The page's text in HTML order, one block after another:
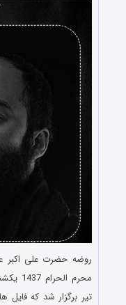
روضه حضرت علی اکبر
تیر برگزار شد که